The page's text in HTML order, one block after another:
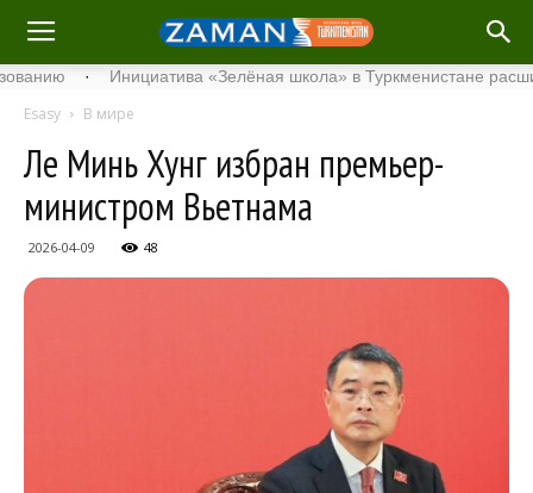
· Инициатива «Зелёная школа» в Туркменистане расширяет
Esasy В мире
Ле Минь Хунг избран премьер-
министром Вьетнама
2026-04-09 48